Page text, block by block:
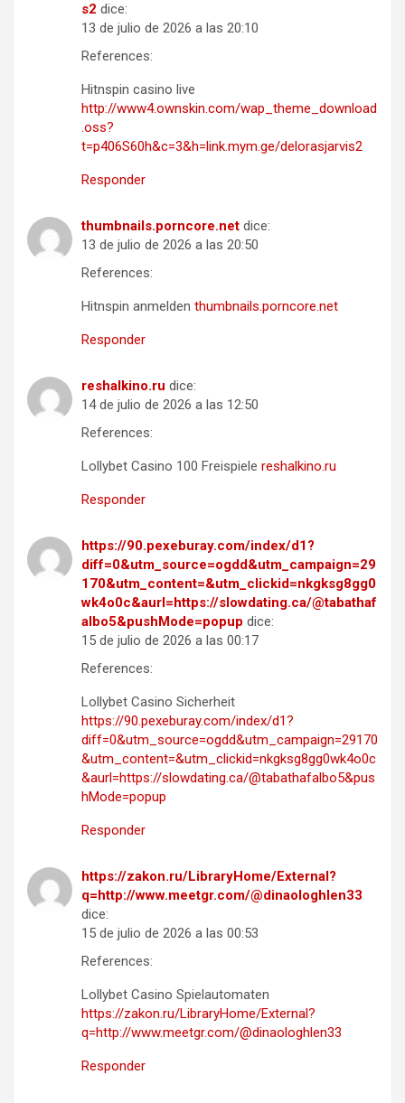
s2 dice:
13 de julio de 2026 a las 20:10
References:
Hitnspin casino live
http://www4.ownskin.com/wap_theme_download
.oss?
t=p406S60h&c=3&h=link.mym.ge/delorasjarvis2
Responder
thumbnails.porncore.net dice:
13 de julio de 2026 a las 20:50
References:
Hitnspin anmelden thumbnails.porncore.net
Responder
reshalkino.ru dice:
14 de julio de 2026 a las 12:50
References:
Lollybet Casino 100 Freispiele reshalkino.ru
Responder
https://90.pexeburay.com/index/d1?
diff=0&utm_source=ogdd&utm_campaign=29
170&utm_content=&utm_clickid=nkgksg8gg0
wk4o0c&aurl=https://slowdating.ca/@tabathaf
albo5&pushMode=popup dice:
15 de julio de 2026 a las 00:17
References:
Lollybet Casino Sicherheit
https://90.pexeburay.com/index/d1?
diff=0&utm_source=ogdd&utm_campaign=29170
&utm_content=&utm_clickid=nkgksg8gg0wk4o0c
&aurl=https://slowdating.ca/@tabathafalbo5&pus
hMode=popup
Responder
https://zakon.ru/LibraryHome/External?
q=http://www.meetgr.com/@dinaologhlen33
dice:
15 de julio de 2026 a las 00:53
References:
Lollybet Casino Spielautomaten
https://zakon.ru/LibraryHome/External?
q=http://www.meetgr.com/@dinaologhlen33
Responder